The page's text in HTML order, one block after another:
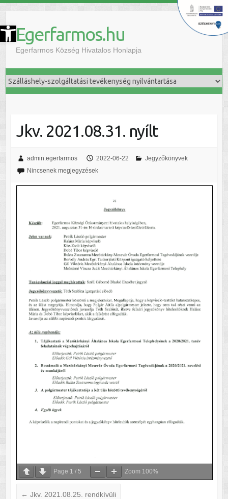
Eszköztár megnyitása Egerfarmos.hu
Egerfarmos Község Hivatalos Honlapja
Jkv. 2021.08.31. nyílt
admin.egerfarmos 2022-06-22
Jegyzőkönyvek
Nincsenek megjegyzések
Page 1 / 5 Zoom 100%
← Jkv. 2021.08.25. rendkívüli